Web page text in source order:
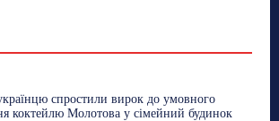
Мандри Мова
Новини України
Чехії
Робота
Топ-новини Фоторепортаж
спростили вирок до умовного
коктейлю Молотова у сімейний будинок